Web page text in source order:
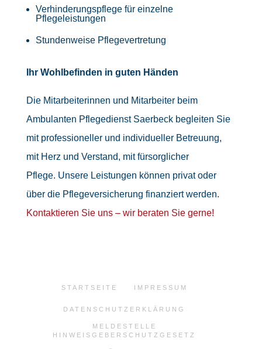
Verhinderungspflege für einzelne
Pflegeleistungen
Stundenweise Pflegevertretung
Ihr Wohlbefinden in guten Händen
Die Mitarbeiterinnen und Mitarbeiter beim
Ambulanten Pflegedienst Saerbeck begleiten Sie
mit professioneller und individueller Betreuung,
mit Herz und Verstand, mit fürsorglicher
Pflege. Unsere Leistungen können privat oder
über die Pflegeversicherung finanziert werden.
Kontaktieren Sie uns – wir beraten Sie gerne!
STARTSEITE IMPRESSUM
DATENSCHUTZERKLÄRUNG
MELDESTELLE
HINWEISGEBERSCHUTZGESETZ